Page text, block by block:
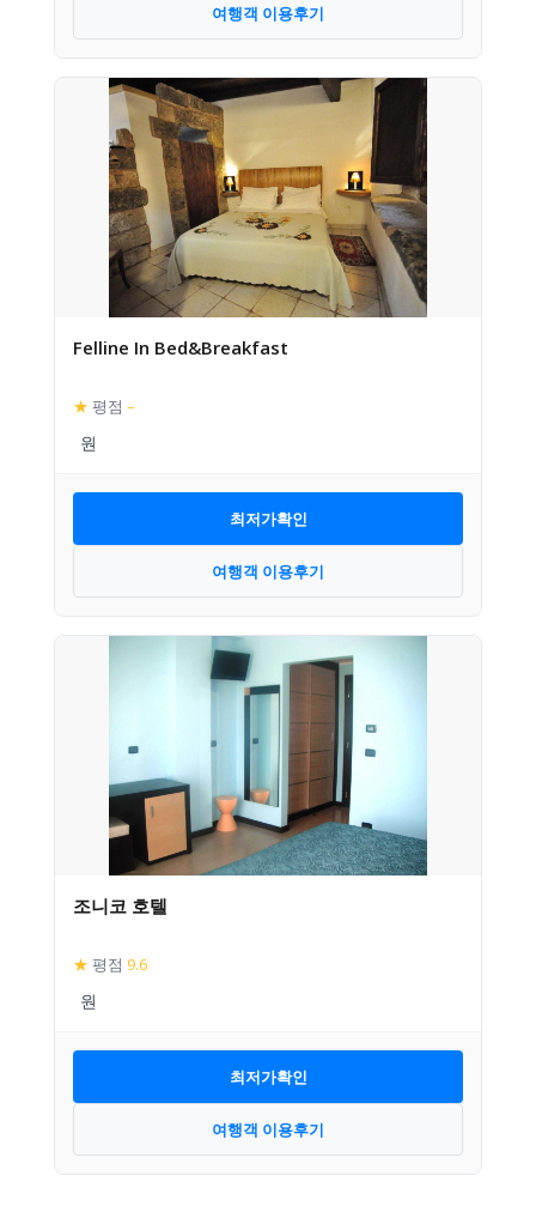
여행객 이용후기
Felline In Bed&Breakfast
★ 평점 –
최저가확인
여행객 이용후기
조니코 호텔
★ 평점 9.6
최저가확인
여행객 이용후기